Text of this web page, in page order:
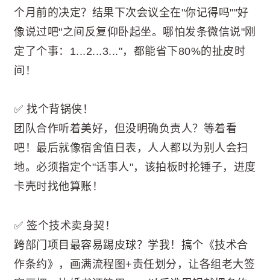
个月前的决定？结果下次会议全在"你记得吗""好
像说过吧"之间反复仰卧起坐。哪怕发条微信说"刚
定了个事：1...2...3..."，都能省下80%的扯皮时
间！
✅ 找个背锅侠！
团队合作听着美好，但没明确负责人？等着看
吧！最后就像宿舍值日表，人人都以为别人会扫
地。必须指定个"话事人"，该拍板时抡锤子，进度
卡壳时找他算账！
✅ 签个技术卖身契！
跨部门项目最容易踢皮球？学我！搞个《技术合
作条约》，画满流程图+责任划分，让各组老大签